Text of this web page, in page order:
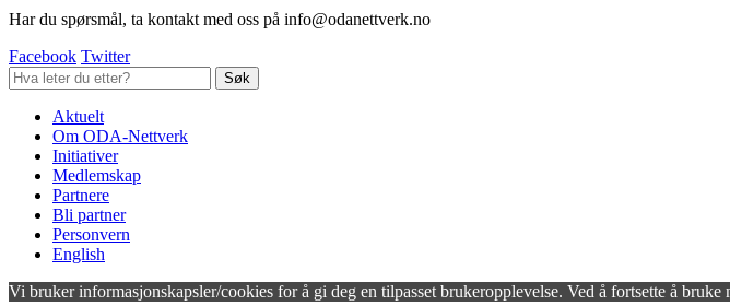
Har du spørsmål, ta kontakt med oss på info@odanettverk.no
Facebook Twitter
Aktuelt
Om ODA-Nettverk
Initiativer
Medlemskap
Partnere
Bli partner
Personvern
English
Vi bruker informasjonskapsler/cookies for å gi deg en tilpasset brukeropplevelse. Ved å fortsette å